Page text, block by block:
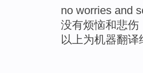
no worries and
没有烦恼和悲伤
以上为机器翻